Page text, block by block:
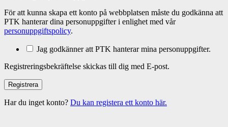
För att kunna skapa ett konto på webbplatsen måste du godkänna att
PTK hanterar dina personuppgifter i enlighet med vår
personuppgiftspolicy.
Jag godkänner att PTK hanterar mina personuppgifter.
Registreringsbekräftelse skickas till dig med E-post.
Har du inget konto? Du kan registera ett konto här.